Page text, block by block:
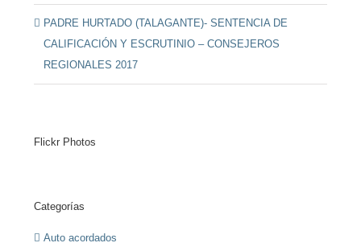
PADRE HURTADO (TALAGANTE)- SENTENCIA DE
CALIFICACIÓN Y ESCRUTINIO – CONSEJEROS
REGIONALES 2017
Flickr Photos
Categorías
Auto acordados